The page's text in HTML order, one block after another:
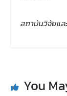
สถาบันวิจัยแ
You